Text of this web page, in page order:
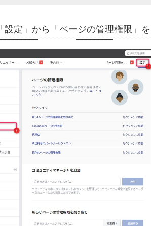
定」から「ページの管理権限」